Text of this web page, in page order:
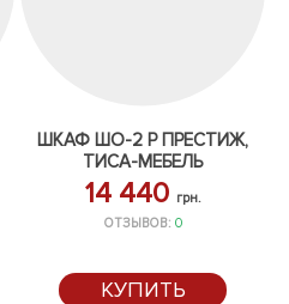
ШКАФ ШО-2 Р ПРЕСТИЖ,
ТИСА-МЕБЕЛЬ
14 440 грн.
ОТЗЫВОВ: 0
КУПИТЬ